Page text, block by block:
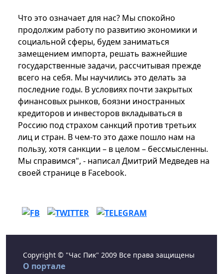
Что это означает для нас? Мы спокойно
продолжим работу по развитию экономики и
социальной сферы, будем заниматься
замещением импорта, решать важнейшие
государственные задачи, рассчитывая прежде
всего на себя. Мы научились это делать за
последние годы. В условиях почти закрытых
финансовых рынков, боязни иностранных
кредиторов и инвесторов вкладываться в
Россию под страхом санкций против третьих
лиц и стран. В чем-то это даже пошло нам на
пользу, хотя санкции – в целом – бессмысленны.
Мы справимся", - написал Дмитрий Медведев на
своей странице в Facebook.
Copyright © "Час Пик" 2009 Все права защищены
О портале